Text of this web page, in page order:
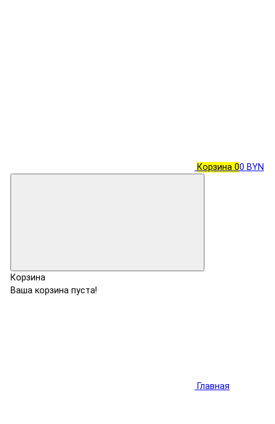
Корзина 00 BYN
Корзина
Ваша корзина пуста!
Главная